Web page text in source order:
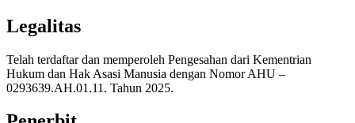
Legalitas
Telah terdaftar dan memperoleh Pengesahan dari Kementrian
Hukum dan Hak Asasi Manusia dengan Nomor AHU –
0293639.AH.01.11. Tahun 2025.